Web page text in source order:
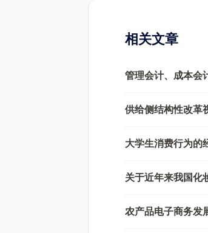
相关文章
管理会计、成本会
供给侧结构性改革
大学生消费行为的
关于近年来我国化
农产品电子商务发